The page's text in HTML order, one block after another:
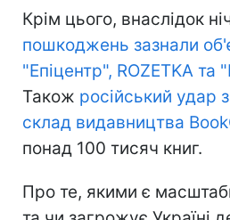
Крім цього, внаслідок
пошкоджень зазнали
"Епіцентр", ROZETKA та
Також російський удар
склад видавництва
понад 100 тисяч книг.
Про те, якими є